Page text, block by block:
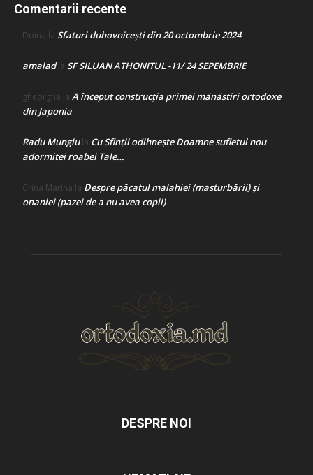
Comentarii recente
Doina la Sfaturi duhovnicești din 20 octombrie 2024
amaladla SF SILUAN ATHONITUL -11/ 24 SEPEMBRIE
gheorghe la A început construcţia primei mănăstiri ortodoxe
din Japonia
Radu Mungiula Cu Sfinții odihnește Doamne sufletul nou
adormitei roabei Tale…
Crina Marina la Despre păcatul malahiei (masturbării) şi
onaniei (pazei de a nu avea copii)
DESPRE NOI